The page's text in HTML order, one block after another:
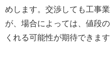
めします。交渉しても工事
が、場合によっては、値段
くれる可能性が期待できます